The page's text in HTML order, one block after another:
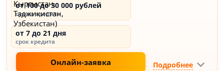
от 100 до 30 000 рублей
сумма кредита
от 7 до 21 дня
срок кредита
Онлайн-заявка Подробнее